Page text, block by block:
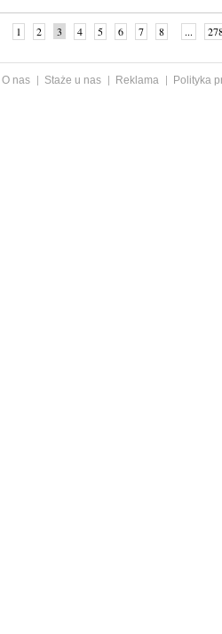
1 2 3 4 5 6 7 8 ...
O nas Staże u nas Reklama
Polityka